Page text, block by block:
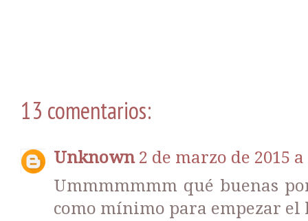
13 comentarios:
Unknown 2 de marzo de 2015
Ummmmmmm qué buenas
como mínimo para empezar el